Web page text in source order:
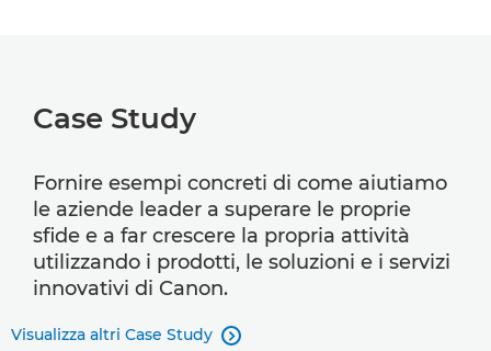
Case Study
Fornire esempi concreti di come aiutiamo
le aziende leader a superare le proprie
sfide e a far crescere la propria attività
utilizzando i prodotti, le soluzioni e i servizi
innovativi di Canon.
Visualizza altri Case Study 